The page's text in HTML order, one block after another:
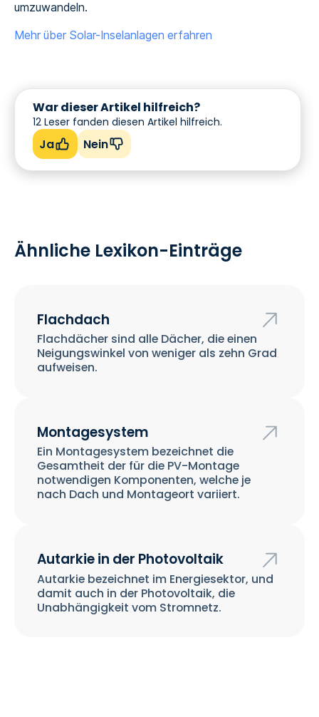
umzuwandeln.
Mehr über Solar-Inselanlagen erfahren
War dieser Artikel hilfreich?
12 Leser fanden diesen Artikel hilfreich.
Ja Nein
Ähnliche Lexikon-Einträge
Flachdach
Flachdächer sind alle Dächer, die einen
Neigungswinkel von weniger als zehn Grad
aufweisen.
Montagesystem
Ein Montagesystem bezeichnet die
Gesamtheit der für die PV-Montage
notwendigen Komponenten, welche je
nach Dach und Montageort variiert.
Autarkie in der Photovoltaik
Autarkie bezeichnet im Energiesektor, und
damit auch in der Photovoltaik, die
Unabhängigkeit vom Stromnetz.